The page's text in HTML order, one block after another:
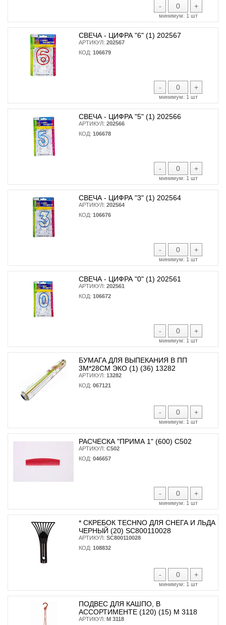
- +
минимум: 1 шт
СВЕЧА - ЦИФРА "6" (1) 202567
АРТИКУЛ: 202567
КОД: 106679
- +
минимум: 1 шт
СВЕЧА - ЦИФРА "5" (1) 202566
АРТИКУЛ: 202566
КОД: 106678
- +
минимум: 1 шт
СВЕЧА - ЦИФРА "3" (1) 202564
АРТИКУЛ: 202564
КОД: 106676
- +
минимум: 1 шт
СВЕЧА - ЦИФРА "0" (1) 202561
АРТИКУЛ: 202561
КОД: 106672
- +
минимум: 1 шт
БУМАГА ДЛЯ ВЫПЕКАНИЯ В ПП
3М*28СМ ЭКО (1) (36) 13282
АРТИКУЛ: 13282
КОД: 067121
- +
минимум: 1 шт
РАСЧЕСКА "ПРИМА 1" (600) С502
АРТИКУЛ: С502
КОД: 046657
- +
минимум: 1 шт
* CКРЕБОК TECHNO ДЛЯ СНЕГА И ЛЬДА
ЧЕРНЫЙ (20) SC800110028
АРТИКУЛ: SC800110028
КОД: 108832
- +
минимум: 1 шт
ПОДВЕС ДЛЯ КАШПО, В
АССОРТИМЕНТЕ (120) (15) М 3118
АРТИКУЛ: М 3118